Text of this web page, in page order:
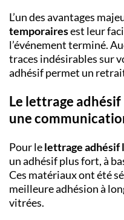
L’un des avantages
temporairesest leur
l’événement terminé.
traces indésirables sur
adhésif permet un
Le lettrage
une
Pour lelettrage adhésif
un adhésif plus fort, à
Ces matériaux ont été
meilleure adhésion à
vitrées.